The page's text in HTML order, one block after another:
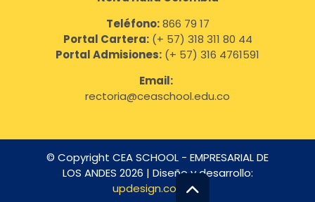
Teléfono:866 79 17
Portal Cartera:(+ 57) 318 311 80 44
Portal Admisiones: (+ 57) 316 4761591
Email:
rectoria@ceaschool.edu.co
© Copyright CEA SCHOOL - EMPRESARIAL DE
LOS ANDES 2026 | Diseño y desarrollo:
updesign.com.co